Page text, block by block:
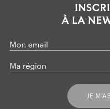
À LA
Mon email
Ma région
JE